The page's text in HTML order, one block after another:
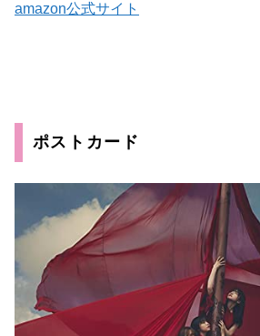
amazon公式サイト
ポストカード